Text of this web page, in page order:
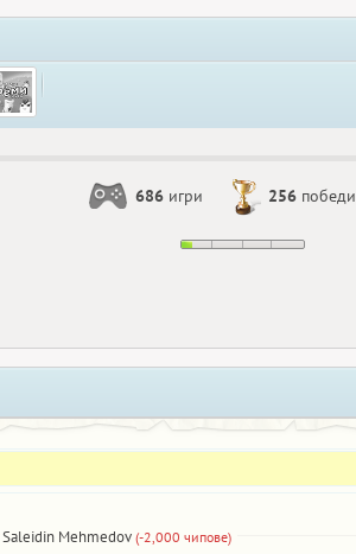
686 игри 256 победи
Saleidin Mehmedov (-2,000 чипове)